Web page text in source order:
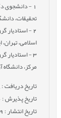
- دانشجوی
تحقیقات،
2- استادیار
اسلامی، تهران،
3- استادیار
مرکز، دانشگاه
تاریخ دریافت : 1403/07/28
تاریخ پذیرش : 1403/10/10
تاریخ انتشار : 1403/12/19